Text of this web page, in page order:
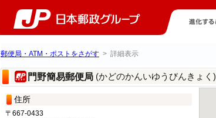
郵便局・ATM・ポストをさがす > 詳細表示
門野簡易郵便局 (かどのかんいゆうびんきょく)
住所
〒667-0433